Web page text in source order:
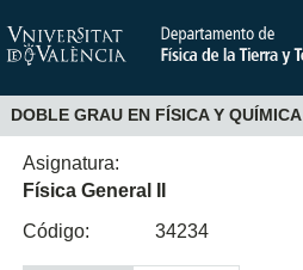
DOBLE GRAU EN FÍSICA Y QUÍMICA
Asignatura:
Física General II
Código:
34234